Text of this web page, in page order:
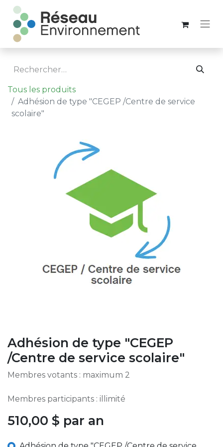
Tous les produits
Adhésion de type "CEGEP /Centre de service
scolaire"
Adhésion de type "CEGEP
/Centre de service scolaire"
Membres votants : maximum 2
Membres participants : illimité
510,00 $ par an